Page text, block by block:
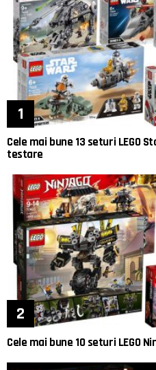
Cele mai bune 13 seturi LEGO
testare
Cele mai bune 10 seturi LEGO